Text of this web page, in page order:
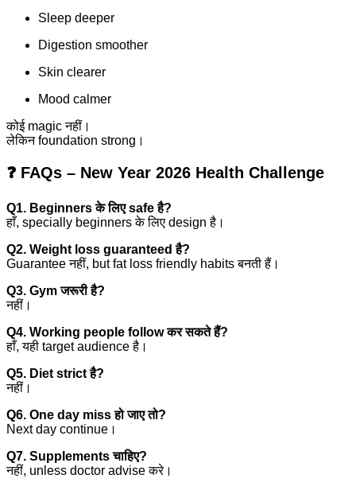
Sleep deeper
Digestion smoother
Skin clearer
Mood calmer
कोई magic नहीं।
लेकिन foundation strong।
❓ FAQs – New Year 2026 Health Challenge
Q1. Beginners के लिए safe है?
हाँ, specially beginners के लिए design है।
Q2. Weight loss guaranteed है?
Guarantee नहीं, but fat loss friendly habits बनती हैं।
Q3. Gym जरूरी है?
नहीं।
Q4. Working people follow कर सकते हैं?
हाँ, यही target audience है।
Q5. Diet strict है?
नहीं।
Q6. One day miss हो जाए तो?
Next day continue।
Q7. Supplements चाहिए?
नहीं, unless doctor advise करे।